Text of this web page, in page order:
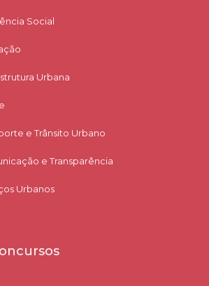
Social
Urbana
e Trânsito Urbano
e Transparência
Urbanos